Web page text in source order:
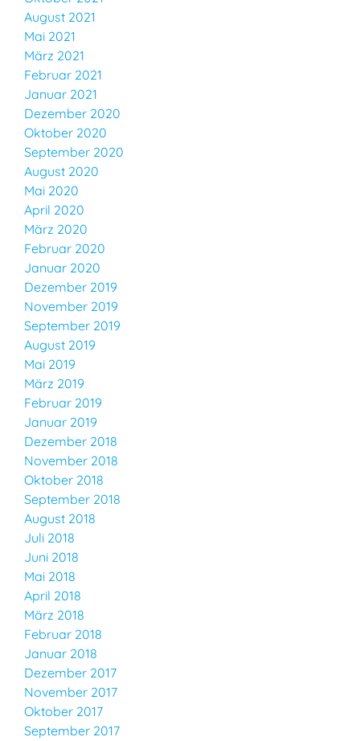
August 2021
Mai 2021
März 2021
Februar 2021
Januar 2021
Dezember 2020
Oktober 2020
September 2020
August 2020
Mai 2020
April 2020
März 2020
Februar 2020
Januar 2020
Dezember 2019
November 2019
September 2019
August 2019
Mai 2019
März 2019
Februar 2019
Januar 2019
Dezember 2018
November 2018
Oktober 2018
September 2018
August 2018
Juli 2018
Juni 2018
Mai 2018
April 2018
März 2018
Februar 2018
Januar 2018
Dezember 2017
November 2017
Oktober 2017
September 2017